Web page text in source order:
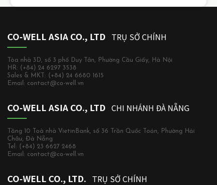
CO-WELL ASIA CO., LTD TRỤ SỞ CHÍNH
Tòa nhà 3D, số 3 phố Duy Tân, Phường Cầu Giấy, Hà Nội
HR: (+84) 24 6297 3538
Sales & MKT: (+84) 24 6680 1615
Email: contact@co-well.vn
CO-WELL ASIA CO., LTD CHI NHÁNH ĐÀ NẴNG
Tầng 10 Toà nhà VietinBank, số 36 Trần Quốc Toản, Phường Hải
Châu, Đà Nẵng
Tel: (+84) 23 6627 2468
Email: contact@co-well.vn
CO-WELL CO., LTD. TRỤ SỞ CHÍNH